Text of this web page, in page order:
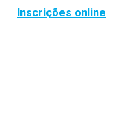
Inscrições online